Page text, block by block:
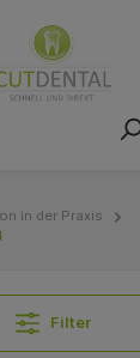
in der Praxis
Filter